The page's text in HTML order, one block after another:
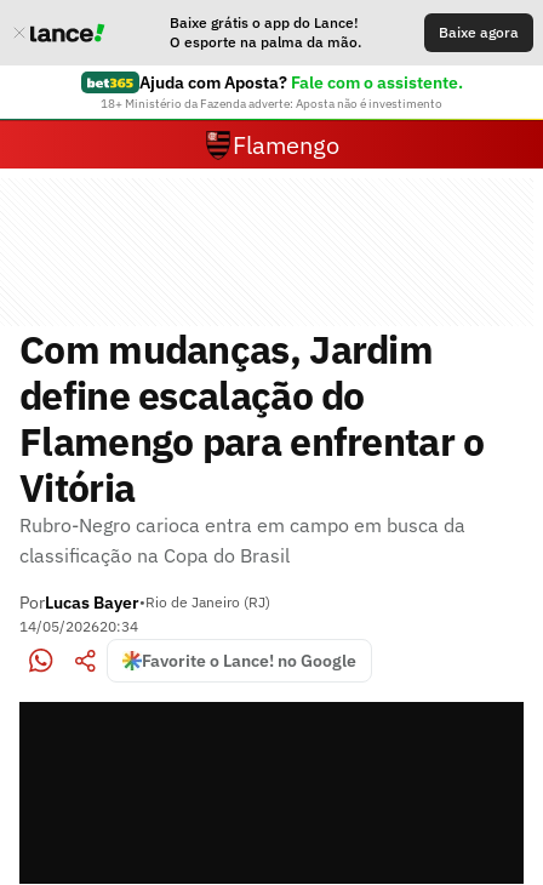
Baixe grátis o app do Lance!
O esporte na palma da mão.
Baixe agora
Ajuda com Aposta? Fale com o assistente.
18+ Ministério da Fazenda adverte: Aposta não é investimento
Flamengo
Com mudanças, Jardim
define escalação do
Flamengo para enfrentar o
Vitória
Rubro-Negro carioca entra em campo em busca da
classificação na Copa do Brasil
PorLucas Bayer•Rio de Janeiro (RJ)
14/05/202620:34
Favorite o Lance! no Google